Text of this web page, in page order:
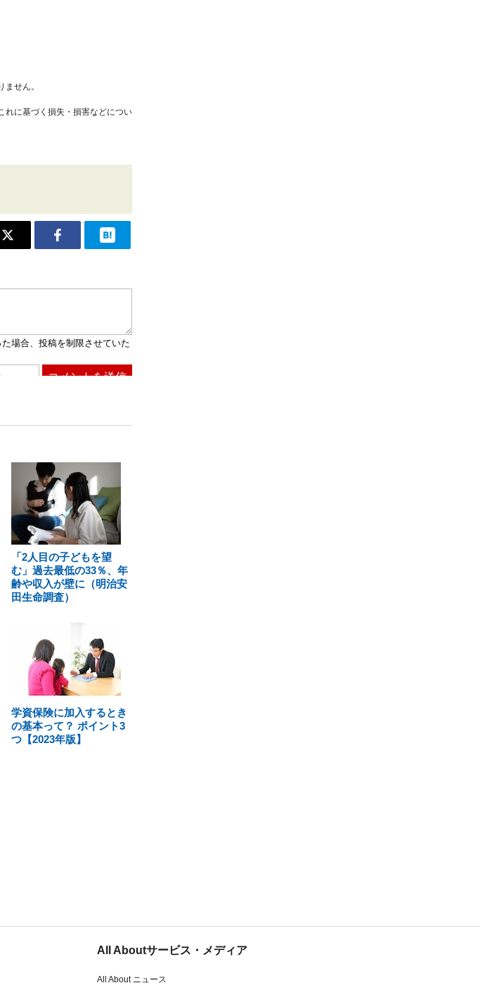
せん。
れに基づく損失・損害などについ
「2人目の子どもを望
む」過去最低の33％、年
齢や収入が壁に（明治安
田生命調査）
学資保険に加入するとき
の基本って？ ポイント3
つ【2023年版】
All Aboutサービス・メディア
All About ニュース